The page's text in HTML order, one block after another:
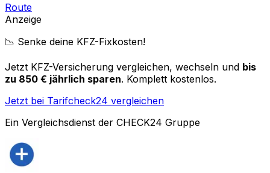
Route
Anzeige
📉 Senke deine KFZ-Fixkosten!
Jetzt KFZ-Versicherung vergleichen, wechseln und bis
zu 850 € jährlich sparen. Komplett kostenlos.
Jetzt bei Tarifcheck24 vergleichen
Ein Vergleichsdienst der CHECK24 Gruppe